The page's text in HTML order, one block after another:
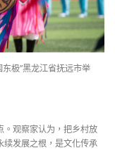
极”黑龙江省抚远市举
。观察家认为，把乡村放
续发展之根，是文化传承